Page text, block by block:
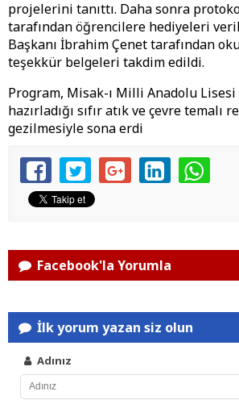
projelerini tanıttı. Daha sonra
tarafından öğrencilere hediyeleri
Başkanı İbrahim Çenet tarafından
teşekkür belgeleri takdim edildi.
Program, Misak-ı Milli Anadolu
hazırladığı sıfır atık ve çevre temalı
gezilmesiyle sona erdi
Facebook'la Yorumla
İlk yorum yazan siz olun
Adınız